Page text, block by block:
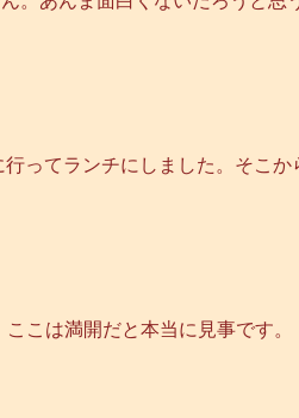
ってランチにしました。そこ
こは満開だと本当に見事です。